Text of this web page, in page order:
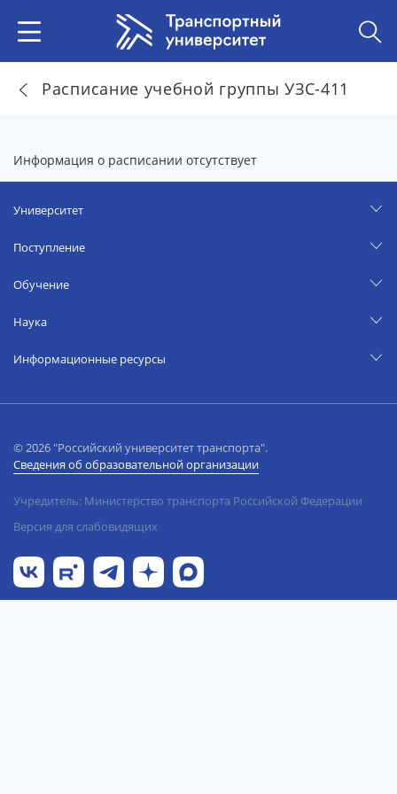
Расписание учебной группы УЗС-411
Информация о расписании отсутствует
Университет
Поступление
Обучение
Наука
Информационные ресурсы
© 2026 "Российский университет транспорта".
Сведения об образовательной организации
Учредитель: Министерство транспорта Российской Федерации
Версия для слабовидящих